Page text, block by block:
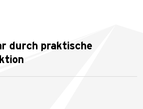
durch praktische